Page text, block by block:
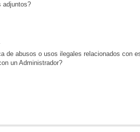
adjuntos?
de abusos o usos ilegales relacionados con
un Administrador?